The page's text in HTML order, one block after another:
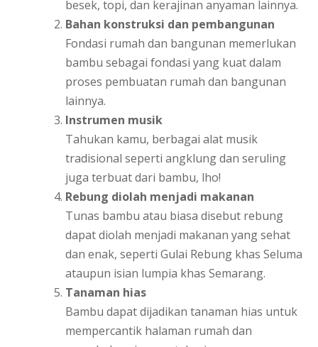
besek, topi, dan kerajinan anyaman lainnya.
Bahan konstruksi dan pembangunan
Fondasi rumah dan bangunan memerlukan
bambu sebagai fondasi yang kuat dalam
proses pembuatan rumah dan bangunan
lainnya.
Instrumen musik
Tahukan kamu, berbagai alat musik
tradisional seperti angklung dan seruling
juga terbuat dari bambu, lho!
Rebung diolah menjadi makanan
Tunas bambu atau biasa disebut rebung
dapat diolah menjadi makanan yang sehat
dan enak, seperti Gulai Rebung khas Seluma
ataupun isian lumpia khas Semarang.
Tanaman hias
Bambu dapat dijadikan tanaman hias untuk
mempercantik halaman rumah dan